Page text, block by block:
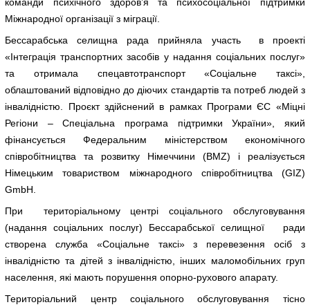
Міжнародної організації з міграції.
Бессарабська селищна рада прийняла участь в проекті
«Інтеграція транспортних засобів у надання соціальних послуг»
та отримала спецавтотранспорт «Соціальне таксі»,
облаштований відповідно до діючих стандартів та потреб людей з
інвалідністю. Проєкт здійснений в рамках Програми ЄС «Міцні
Регіони – Спеціальна програма підтримки України», який
фінансується Федеральним міністерством економічного
співробітництва та розвитку Німеччини (BMZ) і реалізується
Німецьким товариством міжнародного співробітництва (GIZ)
GmbH.
При територіальному центрі соціального обслуговування
(надання соціальних послуг) Бессарабської селищної ради
створена служба «Соціальне таксі» з перевезення осіб з
інвалідністю та дітей з інвалідністю, інших маломобільних груп
населення, які мають порушення опорно-рухового апарату.
Територіальний центр соціального обслуговування тісно